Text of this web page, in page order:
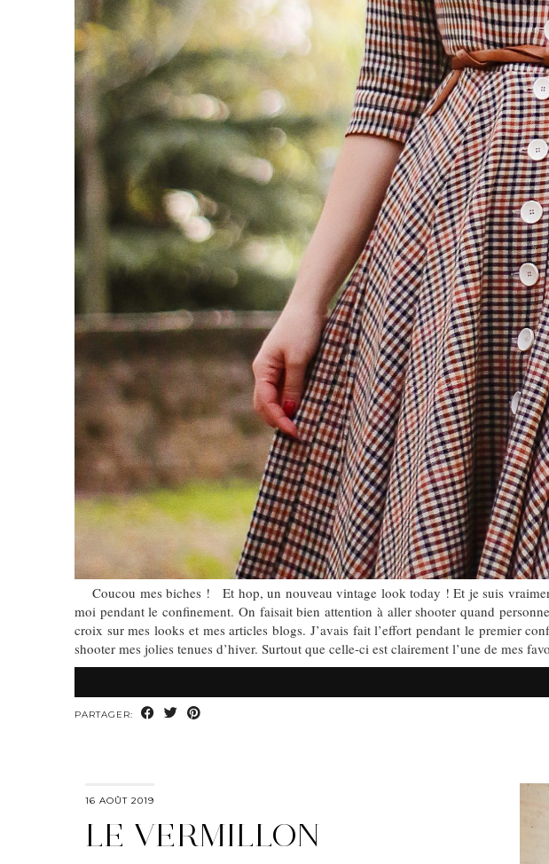
Coucou mes biches ! Et hop, un nouveau vintage look today ! Et je suis
moi pendant le confinement. On faisait bien attention à aller shooter quand
croix sur mes looks et mes articles blogs. J’avais fait l’effort pendant le premier
shooter mes jolies tenues d’hiver. Surtout que celle-ci est clairement l’une de mes
PARTAGER:
16 AOÛT 2019
LE VERMILLON